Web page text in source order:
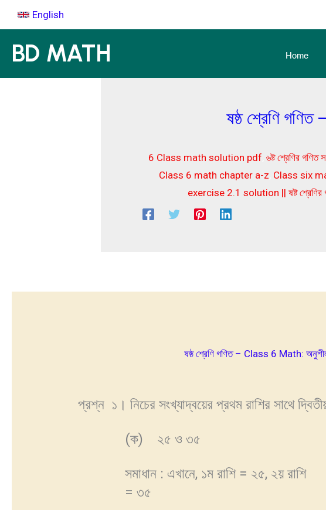
content
English
BD MATH Home
ষষ্ঠ শ্রেণি
6 Class math solution pdf ৬ষ্ট শ্রেণির গণিত
Class 6 math chapter a-z Class six
exercise 2.1 solution || ষষ্ট শ্রেণির
ষষ্ঠ শ্রেণি গণিত – Class 6 Math:
প্রশ্ন ১। নিচের সংখ্যাদ্বয়ের প্রথম রাশির সাথে
(ক) ২৫ ও ৩৫
সমাধান : এখানে, ১ম রাশি = ২৫, ২য় রাশি
= ৩৫